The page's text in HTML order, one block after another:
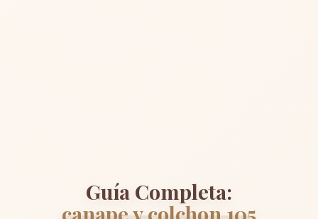
Guía Completa:
canape y colchon 105